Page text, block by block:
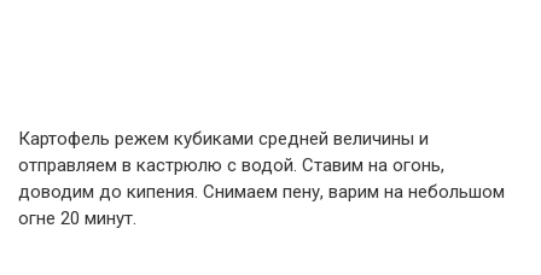
Картофель режем кубиками средней величины и
отправляем в кастрюлю с водой. Ставим на огонь,
доводим до кипения. Снимаем пену, варим на небольшом
огне 20 минут.